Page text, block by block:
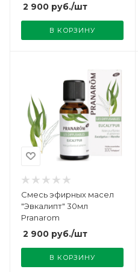
2 900 руб./шт
В КОРЗИНУ
Смесь эфирных масел
"Эвкалипт" 30мл
Pranarom
2 900 руб./шт
В КОРЗИНУ